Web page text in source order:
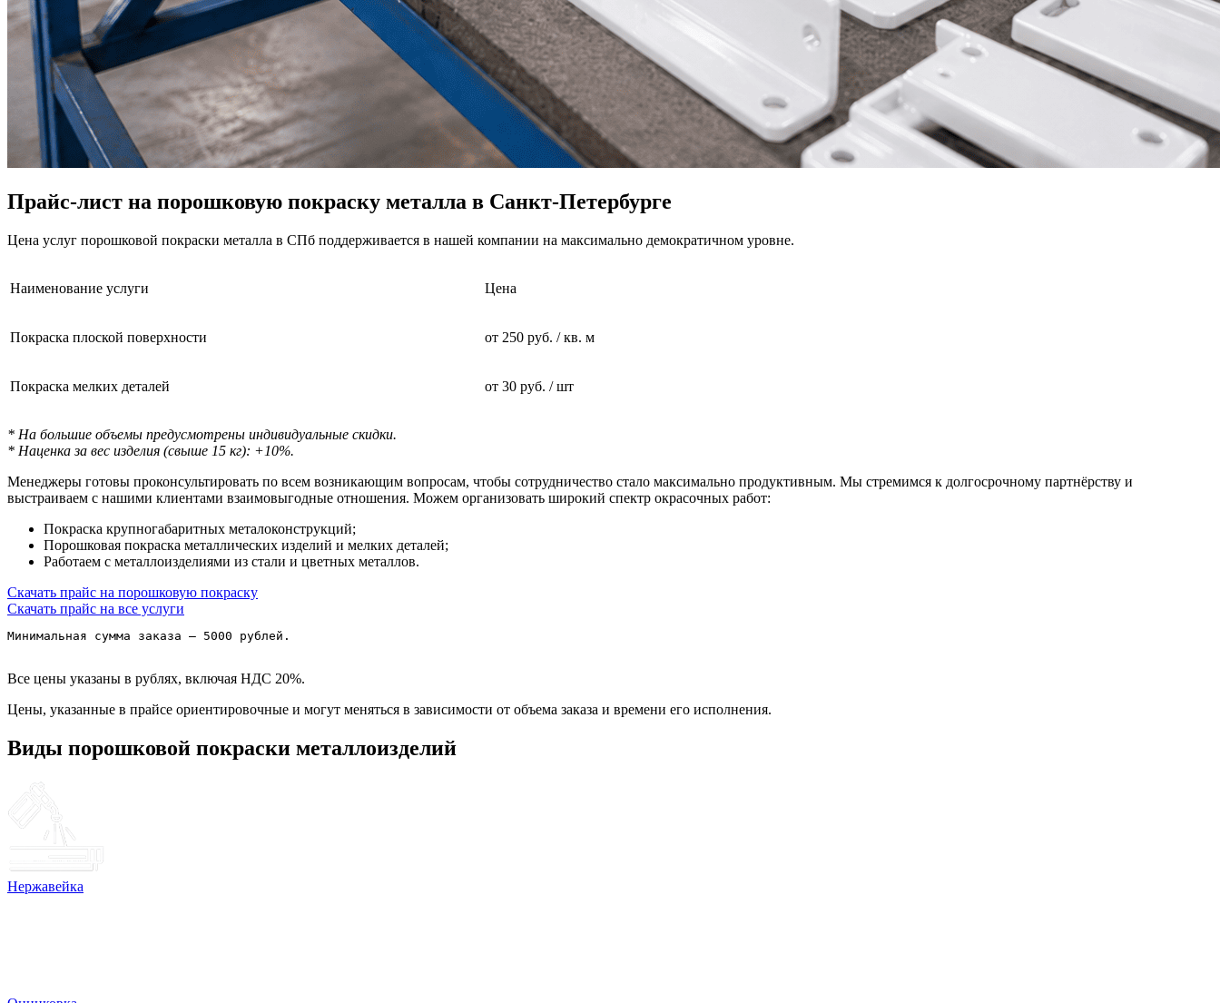
Прайс-лист на порошковую покраску металла в Санкт-Петербурге
Цена услуг порошковой покраски металла в СПб поддерживается в нашей компании на максимально демократичном уровне.
Наименование услуги Цена
Покраска плоской поверхности от 250 руб. / кв. м
Покраска мелких деталей от 30 руб. / шт
* На большие объемы предусмотрены индивидуальные скидки.
* Наценка за вес изделия (свыше 15 кг): +10%.
Менеджеры готовы проконсультировать по всем возникающим вопросам, чтобы сотрудничество стало максимально продуктивным. Мы стремимся к долгосрочному партнёрству и
выстраиваем с нашими клиентами взаимовыгодные отношения. Можем организовать широкий спектр окрасочных работ:
Покраска крупногабаритных металоконструкций;
Порошковая покраска металлических изделий и мелких деталей;
Работаем с металлоизделиями из стали и цветных металлов.
Скачать прайс на порошковую покраску
Скачать прайс на все услуги
Минимальная сумма заказа – 5000 рублей.
Все цены указаны в рублях, включая НДС 20%.
Цены, указанные в прайсе ориентировочные и могут меняться в зависимости от объема заказа и времени его исполнения.
Виды порошковой покраски металлоизделий
Нержавейка